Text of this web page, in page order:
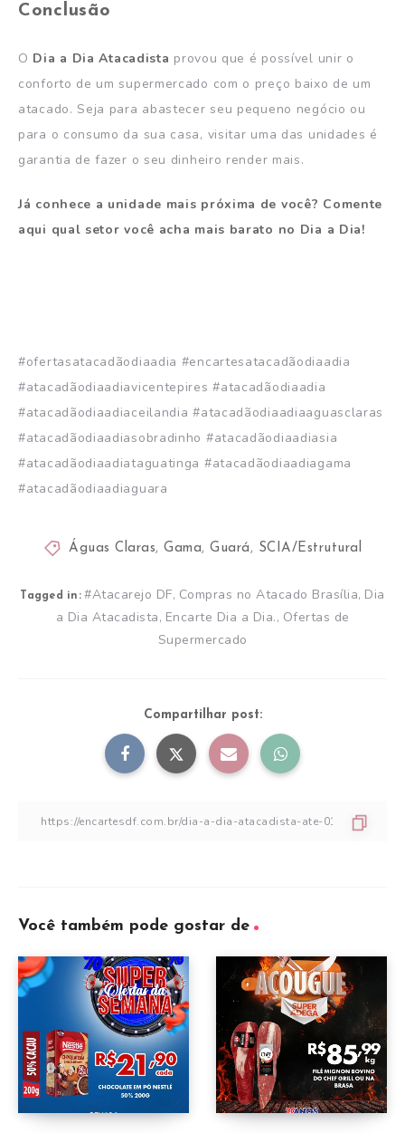
Conclusão
O Dia a Dia Atacadista provou que é possível unir o
conforto de um supermercado com o preço baixo de um
atacado. Seja para abastecer seu pequeno negócio ou
para o consumo da sua casa, visitar uma das unidades é
garantia de fazer o seu dinheiro render mais.
Já conhece a unidade mais próxima de você? Comente
aqui qual setor você acha mais barato no Dia a Dia!
#ofertasatacadãodiaadia #encartesatacadãodiaadia
#atacadãodiaadiavicentepires #atacadãodiaadia
#atacadãodiaadiaceilandia #atacadãodiaadiaaguasclaras
#atacadãodiaadiasobradinho #atacadãodiaadiasia
#atacadãodiaadiataguatinga #atacadãodiaadiagama
#atacadãodiaadiaguara
Águas Claras,Gama,Guará, SCIA/Estrutural
Tagged in: #Atacarejo DF, Compras no Atacado Brasília, Dia
a Dia Atacadista, Encarte Dia a Dia., Ofertas de
Supermercado
Compartilhar post:
Você também pode gostar de